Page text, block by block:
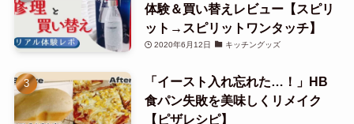
体験＆買い替えレビュー【スピリ
ット→スピリットワンタッチ】
2020年6月12日 キッチングッズ
「イースト入れ忘れた…！」HB
食パン失敗を美味しくリメイク
【ピザレシピ】